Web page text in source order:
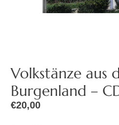
Volkstänze aus
Burgenland –
€20,00